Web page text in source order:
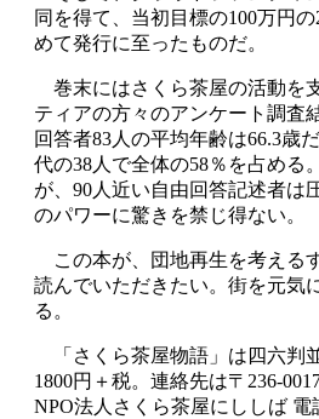
同を得て、当初目標の100万円
めて発行に至ったものだ。
巻末にはさくら茶屋の活動を
ティアの方々のアンケート調査
回答者83人の平均年齢は66.3歳
代の38人で全体の58％を占める
が、90人近い自由回答記述者は
のパワーに驚きを禁じ得ない。
この本が、団地再生を考える
読んでいただきたい。街を元気
る。
「さくら茶屋物語」は四六判
1800円＋税。連絡先は〒236-
NPO法人さくら茶屋にししば 電